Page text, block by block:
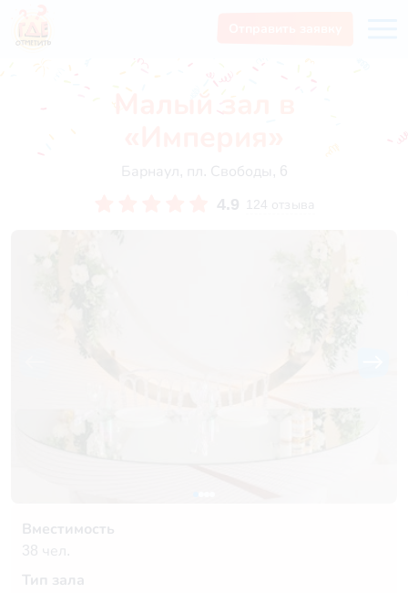
Малый зал в
Барнаул, пл. Свободы, 6
4.9 124 отзыва
Вместимость
38 чел.
Тип зала